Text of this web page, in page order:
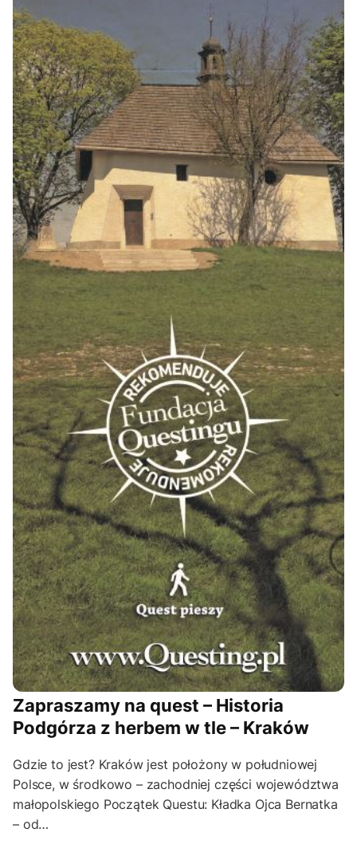
Zapraszamy na quest – Historia
Podgórza z herbem w tle – Kraków
Gdzie to jest? Kraków jest położony w południowej
Polsce, w środkowo – zachodniej części województwa
małopolskiego Początek Questu: Kładka Ojca Bernatka
– od…